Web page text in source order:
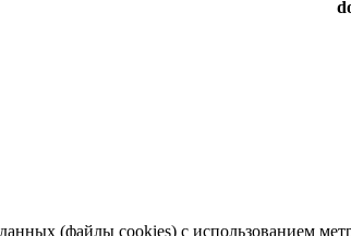
(файлы cookies) с использованием